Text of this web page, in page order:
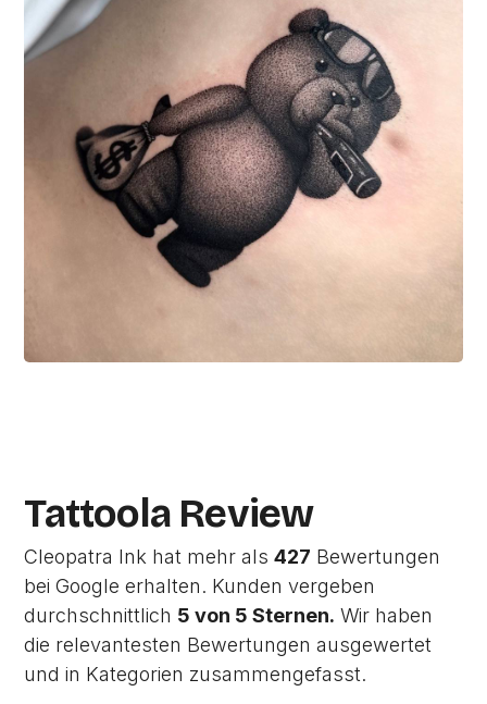
Tattoola Review
Cleopatra Ink hat mehr als427 Bewertungen
bei Google erhalten. Kunden vergeben
durchschnittlich 5 von 5 Sternen. Wir haben
die relevantesten Bewertungen ausgewertet
und in Kategorien zusammengefasst.